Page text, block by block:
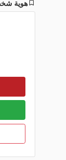
هوية شخصية